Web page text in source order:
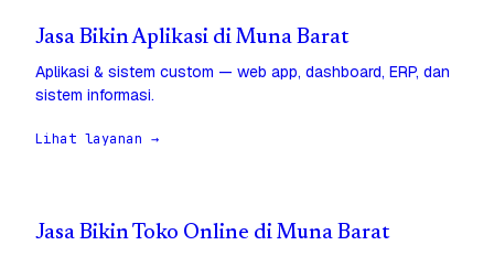
Jasa Bikin Aplikasi di Muna Barat
Aplikasi & sistem custom — web app, dashboard, ERP, dan
sistem informasi.
Lihat layanan →
Jasa Bikin Toko Online di Muna Barat